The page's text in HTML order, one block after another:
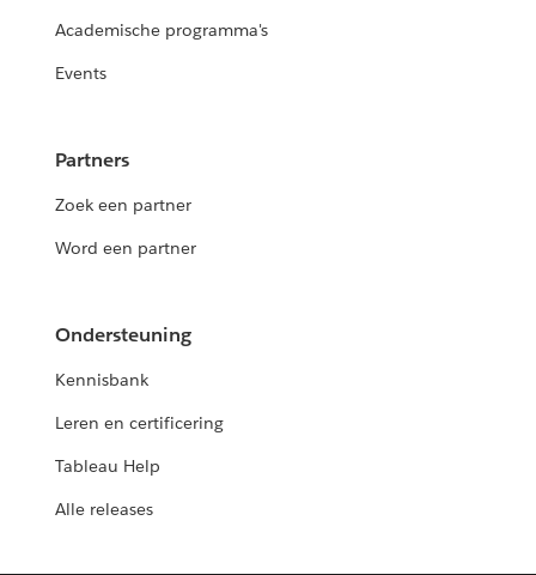
Academische programma's
Events
Partners
Zoek een partner
Word een partner
Ondersteuning
Kennisbank
Leren en certificering
Tableau Help
Alle releases